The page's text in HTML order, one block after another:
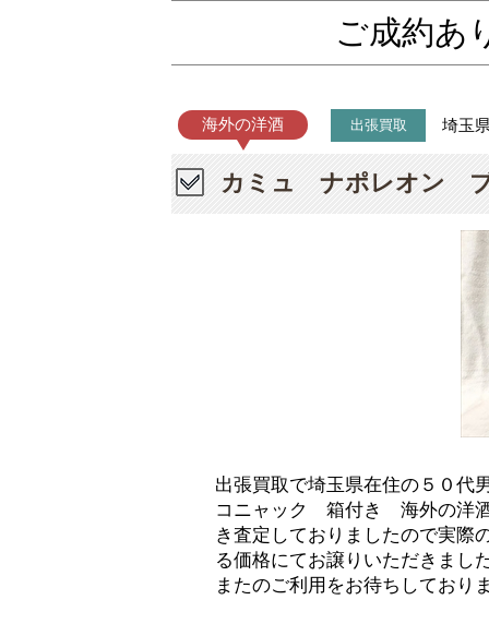
ご成約あ
海外の洋酒 出張買取 埼玉
カミュ ナポレオン
出張買取で埼玉県在住の５０
コニャック 箱付き 海外の洋酒
き査定しておりましたので実際
る価格にてお譲りいただきまし
またのご利用をお待ちしており